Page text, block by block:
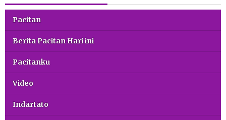
Pacitan
Berita Pacitan Hari ini
Pacitanku
Video
Indartato